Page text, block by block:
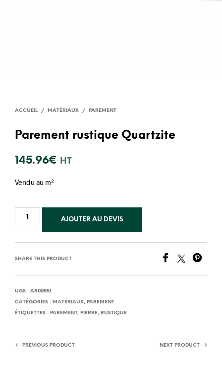
ACCUEIL / MATÉRIAUX / PAREMENT
Parement rustique Quartzite
145.96€ HT
Vendu au m²
AJOUTER AU DEVIS
SHARE THIS PRODUCT
UGS : AR00551
CATÉGORIES : MATÉRIAUX, PAREMENT
ÉTIQUETTES : PAREMENT, PIERRE, RUSTIQUE
PREVIOUS PRODUCT NEXT PRODUCT